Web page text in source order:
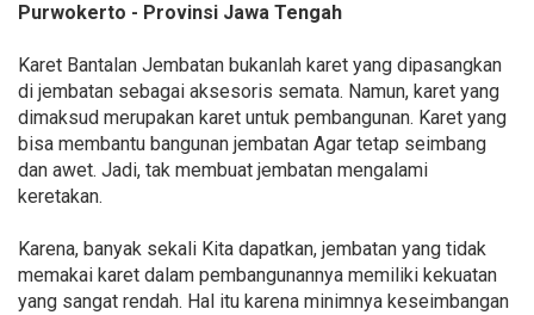
Purwokerto - Provinsi Jawa Tengah
Karet Bantalan Jembatan bukanlah karet yang dipasangkan
di jembatan sebagai aksesoris semata. Namun, karet yang
dimaksud merupakan karet untuk pembangunan. Karet yang
bisa membantu bangunan jembatan Agar tetap seimbang
dan awet. Jadi, tak membuat jembatan mengalami
keretakan.
Karena, banyak sekali Kita dapatkan, jembatan yang tidak
memakai karet dalam pembangunannya memiliki kekuatan
yang sangat rendah. Hal itu karena minimnya keseimbangan